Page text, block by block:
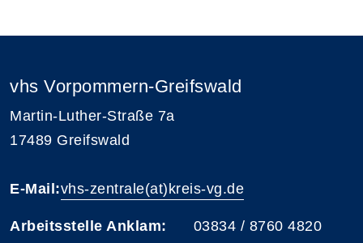
vhs Vorpommern-Greifswald
Martin-Luther-Straße 7a
17489 Greifswald
E-Mail:vhs-zentrale(at)kreis-vg.de
Arbeitsstelle Anklam: 03834 / 8760 4820